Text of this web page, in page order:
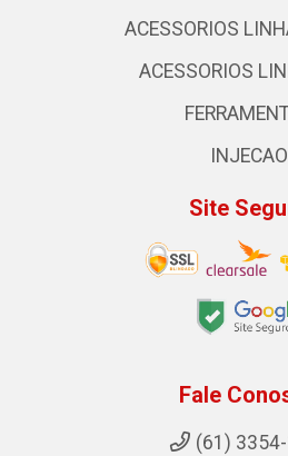
ACESSORIOS
ACESSORIOS
INJECAO
Site
Fale
(61)